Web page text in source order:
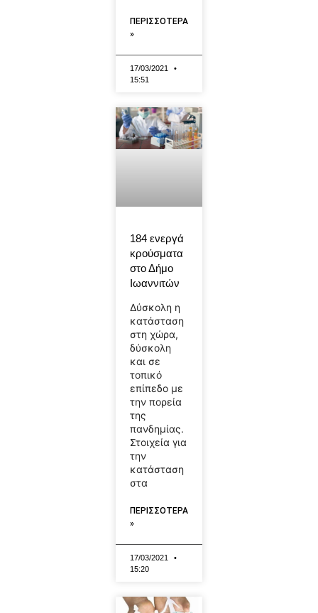
ΠΕΡΙΣΣΟΤΕΡΑ
»
17/03/2021
15:51
184 ενεργά
κρούσματα
στο Δήμο
Ιωαννιτών
Δύσκολη η
κατάσταση
στη χώρα,
δύσκολη
και σε
τοπικό
επίπεδο με
την πορεία
της
πανδημίας.
Στοιχεία για
την
κατάσταση
στα
ΠΕΡΙΣΣΟΤΕΡΑ
»
17/03/2021
15:20